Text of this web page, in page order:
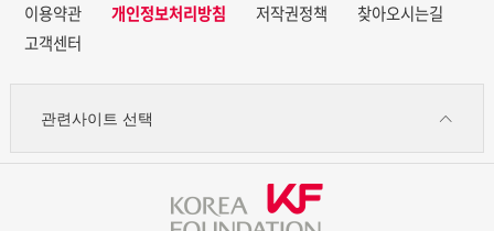
이용약관 개인정보처리방침 저작권정책
찾아오시는길
고객센터
관련사이트 선택